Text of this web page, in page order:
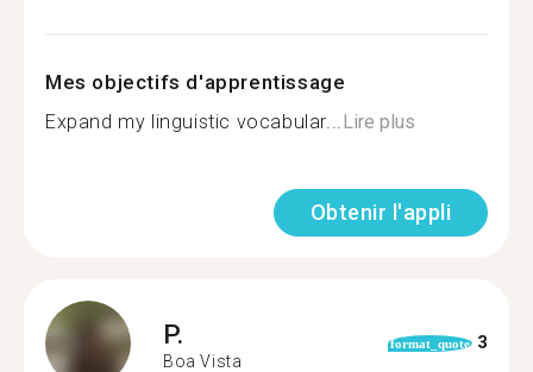
Mes objectifs d'apprentissage
Expand my linguistic vocabular... Lire plus
Obtenir l'appli
P.
Boa Vista
format_quote 3